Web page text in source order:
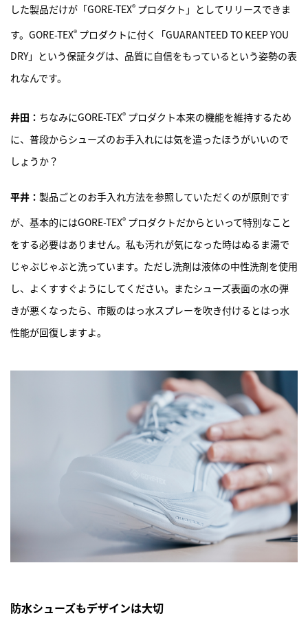
した製品だけが「GORE-TEX® プロダクト」としてリリースできま
す。GORE-TEX® プロダクトに付く「GUARANTEED TO KEEP YOU
DRY」という保証タグは、品質に自信をもっているという姿勢の表
れなんです。
井田： ちなみにGORE-TEX® プロダクト本来の機能を維持するため
に、普段からシューズのお手入れには気を遣ったほうがいいので
しょうか？
平井： 製品ごとのお手入れ方法を参照していただくのが原則です
が、基本的にはGORE-TEX® プロダクトだからといって特別なこと
をする必要はありません。私も汚れが気になった時はぬるま湯で
じゃぶじゃぶと洗っています。ただし洗剤は液体の中性洗剤を使用
し、よくすすぐようにしてください。またシューズ表面の水の弾
きが悪くなったら、市販のはっ水スプレーを吹き付けるとはっ水
性能が回復しますよ。
防水シューズもデザインは大切